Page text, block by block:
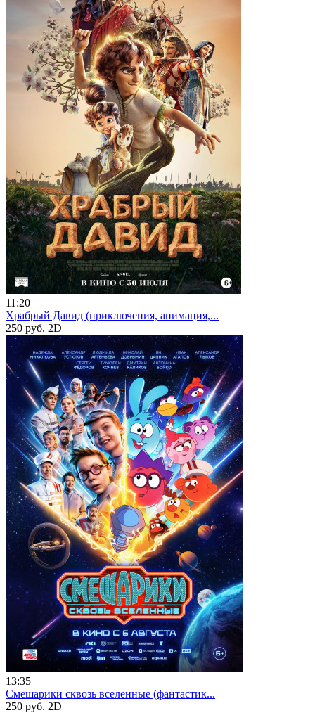
11:20
Храбрый Давид (приключения, анимация,...
250 руб. 2D
13:35
Смешарики сквозь вселенные (фантастик...
250 руб. 2D